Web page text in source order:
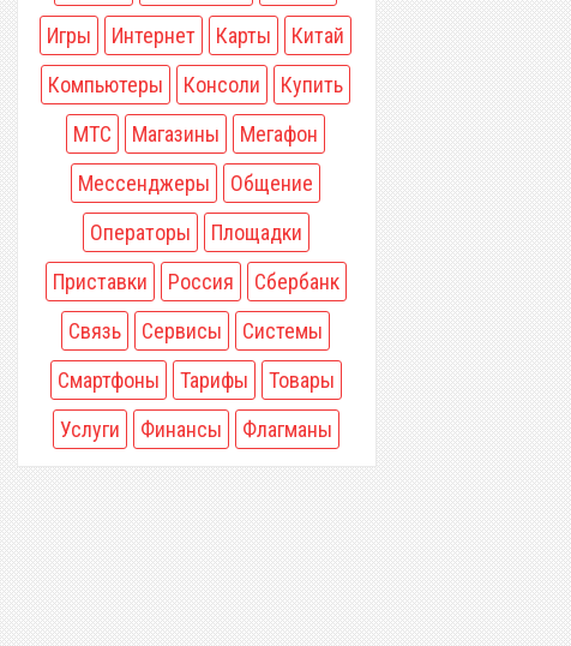
Игры
Интернет Карты
Китай
Компьютеры
Консоли
Купить
МТС
Магазины
Мегафон
Мессенджеры
Общение
Операторы
Площадки
Приставки
Россия
Сбербанк
Связь
Сервисы
Системы
Смартфоны
Тарифы
Товары
Услуги
Финансы Флагманы